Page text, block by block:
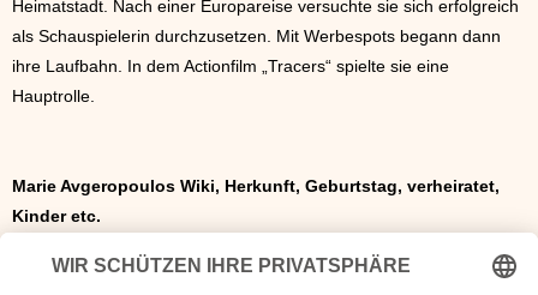
Heimatstadt. Nach einer Europareise versuchte sie sich erfolgreich
als Schauspielerin durchzusetzen. Mit Werbespots begann dann
ihre Laufbahn. In dem Actionfilm „Tracers“ spielte sie eine
Hauptrolle.
Marie Avgeropoulos Wiki, Herkunft, Geburtstag, verheiratet,
Kinder etc.
Movies Marie Avgeropoulos Filme